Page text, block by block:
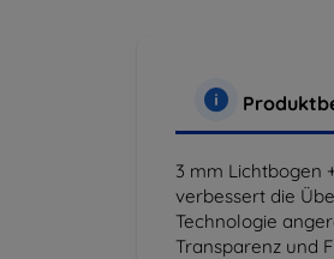
3 mm Lichtbogen
verbessert die
Technologie
Transparenz und